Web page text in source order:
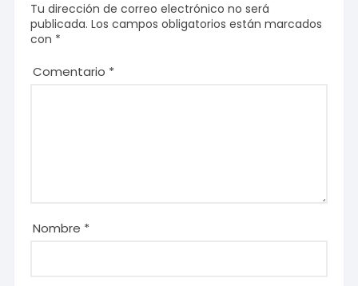
Tu dirección de correo electrónico no será
publicada. Los campos obligatorios están marcados
con *
Comentario *
Nombre *